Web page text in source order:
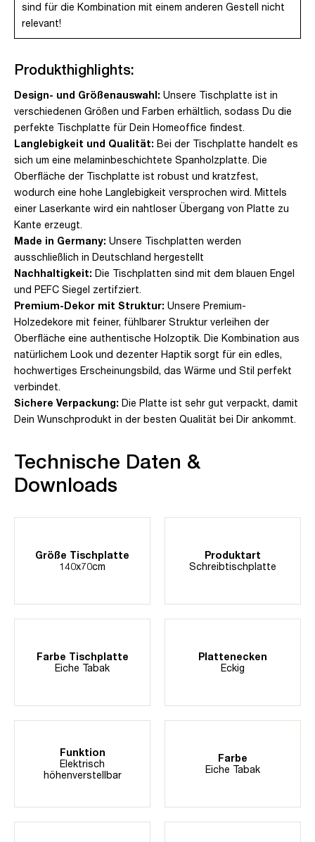
sind für die Kombination mit einem anderen Gestell nicht
relevant!
Produkthighlights:
Design- und Größenauswahl: Unsere Tischplatte ist in
verschiedenen Größen und Farben erhältlich, sodass Du die
perfekte Tischplatte für Dein Homeoffice findest.
Langlebigkeit und Qualität: Bei der Tischplatte handelt es
sich um eine melaminbeschichtete Spanholzplatte. Die
Oberfläche der Tischplatte ist robust und kratzfest,
wodurch eine hohe Langlebigkeit versprochen wird. Mittels
einer Laserkante wird ein nahtloser Übergang von Platte zu
Kante erzeugt.
Made in Germany: Unsere Tischplatten werden
ausschließlich in Deutschland hergestellt
Nachhaltigkeit: Die Tischplatten sind mit dem blauen Engel
und PEFC Siegel zertifziert.
Premium-Dekor mit Struktur: Unsere Premium-
Holzedekore mit feiner, fühlbarer Struktur verleihen der
Oberfläche eine authentische Holzoptik. Die Kombination aus
natürlichem Look und dezenter Haptik sorgt für ein edles,
hochwertiges Erscheinungsbild, das Wärme und Stil perfekt
verbindet.
Sichere Verpackung: Die Platte ist sehr gut verpackt, damit
Dein Wunschprodukt in der besten Qualität bei Dir ankommt.
Technische Daten &
Downloads
Größe Tischplatte
140x70cm
Produktart
Schreibtischplatte
Farbe Tischplatte
Eiche Tabak
Plattenecken
Eckig
Funktion
Elektrisch
höhenverstellbar
Farbe
Eiche Tabak